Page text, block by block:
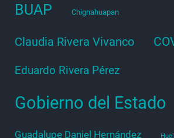
BUAP Chignahuapan
Claudia Rivera Vivanco
Eduardo Rivera Pérez
Gobierno del Estado
Guadalupe Daniel Hernández